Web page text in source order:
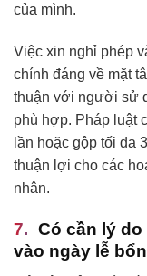
của mình.
Việc xin nghỉ phép
chính đáng về mặt
thuận với người sử
phù hợp. Pháp luật
lần hoặc gộp tối đa
thuận lợi cho các
nhân.
Có cần lý
vào ngày lễ